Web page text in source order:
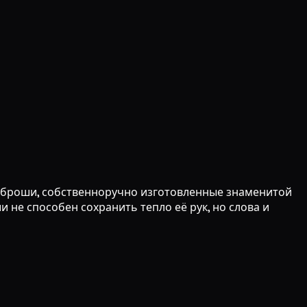
собственноручно изготовленные знаменитой
способен сохранить тепло её рук, но слова и